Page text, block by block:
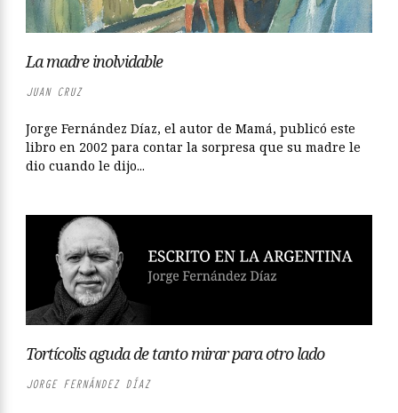
La madre inolvidable
JUAN CRUZ
Jorge Fernández Díaz, el autor de Mamá, publicó este
libro en 2002 para contar la sorpresa que su madre le
dio cuando le dijo...
Tortícolis aguda de tanto mirar para otro lado
JORGE FERNÁNDEZ DÍAZ